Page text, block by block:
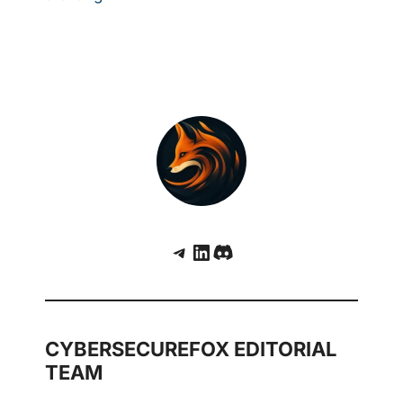
Telegram
LinkedIn
Discord
CYBERSECUREFOX EDITORIAL
TEAM